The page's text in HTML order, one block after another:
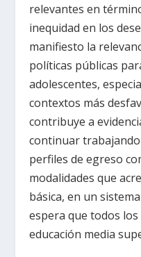
relevantes en
inequidad en los
manifiesto la
políticas públicas
adolescentes,
contextos más
contribuye a
continuar
perfiles de egreso
modalidades que
básica, en un
espera que todos
educación media